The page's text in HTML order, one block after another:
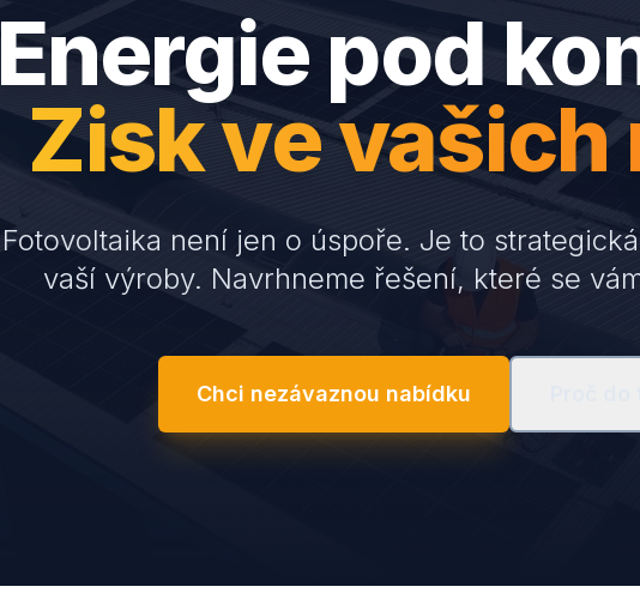
Energie pod
Zisk ve vašich
Fotovoltaika není jen o úspoře. Je to
vaší výroby. Navrhneme řešení, které se
Chci nezávaznou nabídku